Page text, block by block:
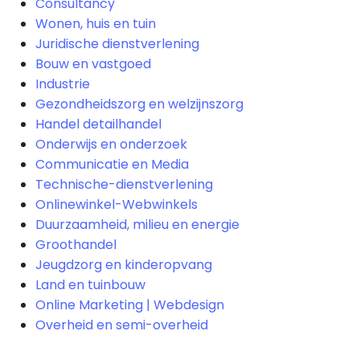
Wonen, huis en tuin
Juridische dienstverlening
Bouw en vastgoed
Industrie
Gezondheidszorg en welzijnszorg
Handel detailhandel
Onderwijs en onderzoek
Communicatie en Media
Technische-dienstverlening
Onlinewinkel-Webwinkels
Duurzaamheid, milieu en energie
Groothandel
Jeugdzorg en kinderopvang
Land en tuinbouw
Online Marketing | Webdesign
Overheid en semi-overheid